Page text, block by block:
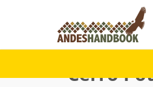
Montaña
Cerro